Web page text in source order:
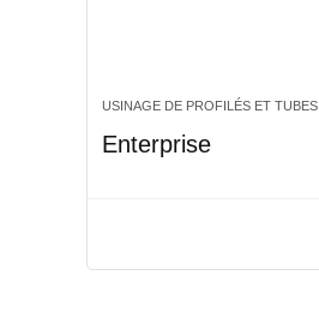
USINAGE DE PROFILÉS ET TUBES
Enterprise